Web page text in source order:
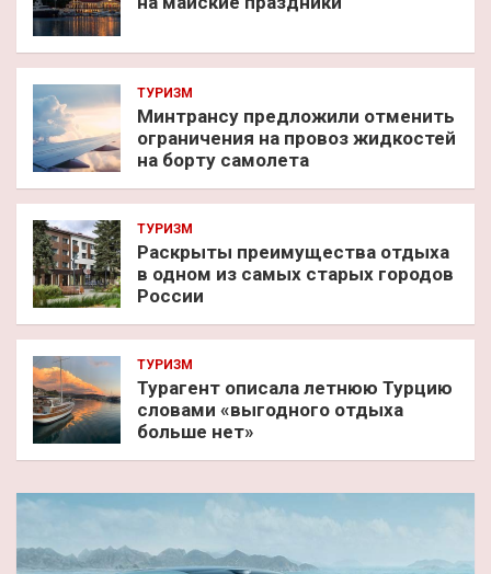
ТУРИЗМ
Минтрансу предложили отменить
ограничения на провоз жидкостей
на борту самолета
ТУРИЗМ
Раскрыты преимущества отдыха
в одном из самых старых городов
России
ТУРИЗМ
Турагент описала летнюю Турцию
словами «выгодного отдыха
больше нет»